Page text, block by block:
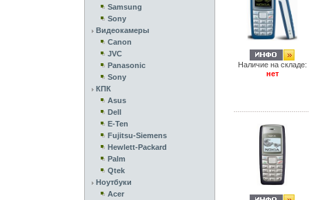
Samsung
Sony
Видеокамеры
Canon
JVC
Panasonic
Sony
КПК
Asus
Dell
E-Ten
Fujitsu-Siemens
Hewlett-Packard
Palm
Qtek
Ноутбуки
Acer
Наличие на складе:
нет